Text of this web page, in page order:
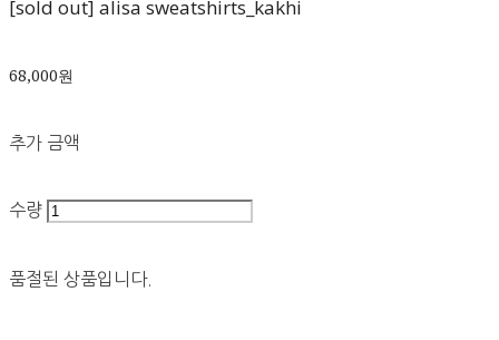
[sold out] alisa sweatshirts_kakhi
68,000원
추가 금액
수량
품절된 상품입니다.